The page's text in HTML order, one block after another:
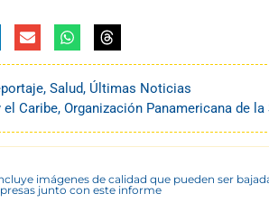
, Salud, Últimas Noticias
el Caribe, Organización Panamericana de la
imágenes de calidad que pueden ser
junto con este informe